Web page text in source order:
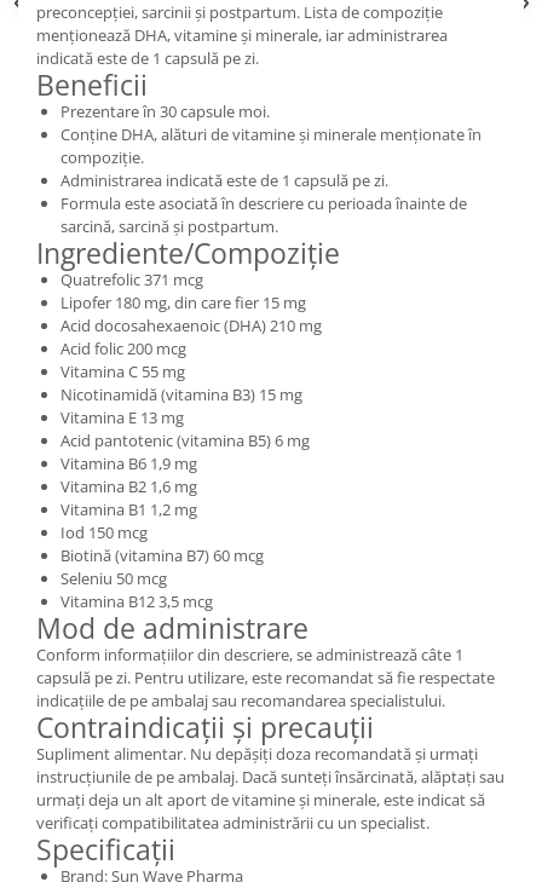
preconcepției, sarcinii și postpartum. Lista de compoziție
menționează DHA, vitamine și minerale, iar administrarea
indicată este de 1 capsulă pe zi.
Beneficii
Prezentare în 30 capsule moi.
Conține DHA, alături de vitamine și minerale menționate în
compoziție.
Administrarea indicată este de 1 capsulă pe zi.
Formula este asociată în descriere cu perioada înainte de
sarcină, sarcină și postpartum.
Ingrediente/Compoziție
Quatrefolic 371 mcg
Lipofer 180 mg, din care fier 15 mg
Acid docosahexaenoic (DHA) 210 mg
Acid folic 200 mcg
Vitamina C 55 mg
Nicotinamidă (vitamina B3) 15 mg
Vitamina E 13 mg
Acid pantotenic (vitamina B5) 6 mg
Vitamina B6 1,9 mg
Vitamina B2 1,6 mg
Vitamina B1 1,2 mg
Iod 150 mcg
Biotină (vitamina B7) 60 mcg
Seleniu 50 mcg
Vitamina B12 3,5 mcg
Mod de administrare
Conform informațiilor din descriere, se administrează câte 1
capsulă pe zi. Pentru utilizare, este recomandat să fie respectate
indicațiile de pe ambalaj sau recomandarea specialistului.
Contraindicații și precauții
Supliment alimentar. Nu depășiți doza recomandată și urmați
instrucțiunile de pe ambalaj. Dacă sunteți însărcinată, alăptați sau
urmați deja un alt aport de vitamine și minerale, este indicat să
verificați compatibilitatea administrării cu un specialist.
Specificații
Brand: Sun Wave Pharma